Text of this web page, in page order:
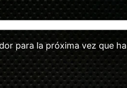
para la próxima vez que